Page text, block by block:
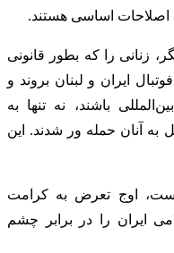
اصلاحات اساسی هستند.
زنانی را که بطور قانونی
ایران و لبنان بروند و
باشند، نه تنها به
به آنان حمله ور شدند. این
اوج تعرض به کرامت
ایران را در برابر چشم